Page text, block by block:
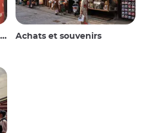
Achats et souvenirs